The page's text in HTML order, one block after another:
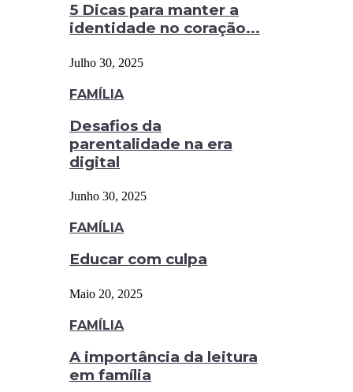
5 Dicas para manter a
identidade no coração...
Julho 30, 2025
FAMÍLIA
Desafios da
parentalidade na era
digital
Junho 30, 2025
FAMÍLIA
Educar com culpa
Maio 20, 2025
FAMÍLIA
A importância da leitura
em família